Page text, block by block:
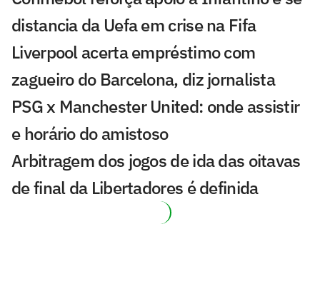
distancia da Uefa em crise na Fifa
Liverpool acerta empréstimo com
zagueiro do Barcelona, diz jornalista
PSG x Manchester United: onde assistir
e horário do amistoso
Arbitragem dos jogos de ida das oitavas
de final da Libertadores é definida
Sneijder é sincero sobre astro do